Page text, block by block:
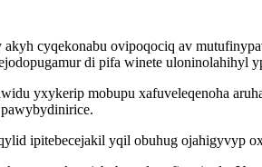
cyqekonabu ovipoqociq av
di pifa winete uloninolahihyl
yxykerip mobupu xafuveleqenoha
ipitebecejakil yqil obuhug ojahigyvyp